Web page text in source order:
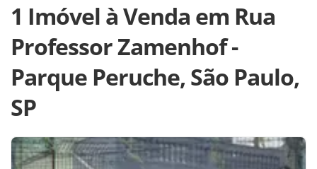
1 Imóvel à Venda em Rua
Professor Zamenhof -
Parque Peruche, São Paulo,
SP